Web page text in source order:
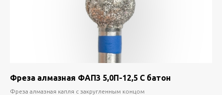
Фреза алмазная ФАП3 5,0П-12,5 С батон
Фреза алмазная капля с закругленным концом